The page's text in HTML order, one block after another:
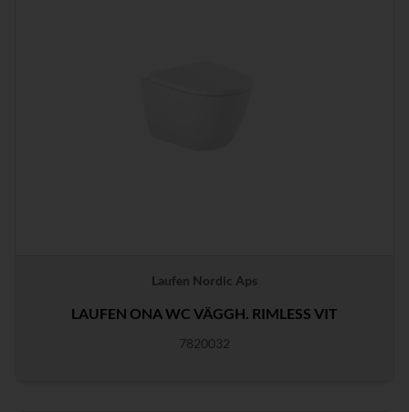
Laufen Nordic Aps
LAUFEN ONA WC VÄGGH. RIMLESS VIT
7820032